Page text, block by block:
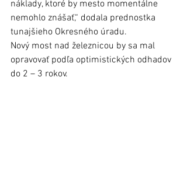
náklady, ktoré by mesto momentálne
nemohlo znášať,“ dodala prednostka
tunajšieho Okresného úradu.
Nový most nad železnicou by sa mal
opravovať podľa optimistických odhadov
do 2 – 3 rokov.